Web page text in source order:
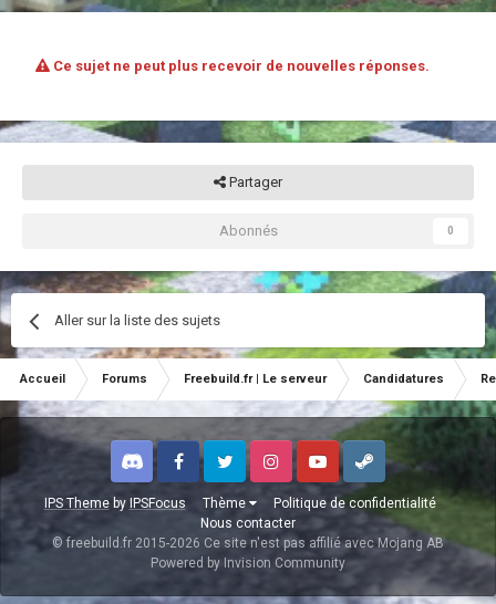
Ce sujet ne peut plus recevoir de nouvelles réponses.
Partager
Abonnés 0
Aller sur la liste des sujets
Accueil Forums Freebuild.fr | Le serveur Candidatures
IPS Themeby IPSFocus Thème
Politique de confidentialité
Nous contacter
Discord FacebookTwitter InstagramYoutubeSteam
© freebuild.fr 2015-2026 Ce site n'est pas affilié avec Mojang AB
Powered by Invision Community